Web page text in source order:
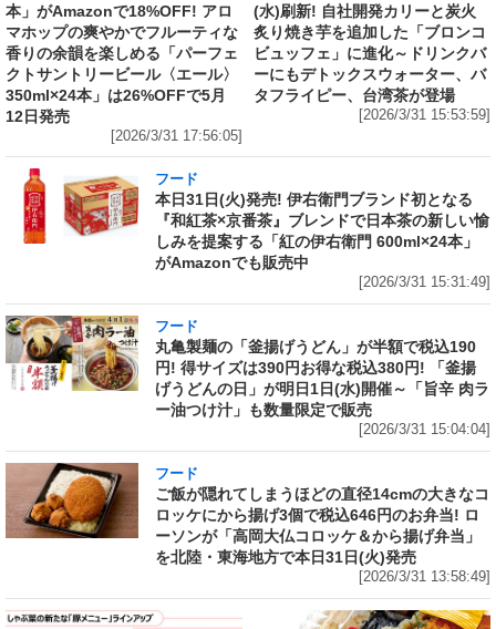
本」がAmazonで18%OFF! アロ
マホップの爽やかでフルーティな
香りの余韻を楽しめる「パーフェ
クトサントリービール〈エール〉
350ml×24本」は26%OFFで5月
12日発売
[2026/3/31 17:56:05]
(水)刷新! 自社開発カリーと炭火
炙り焼き芋を追加した「ブロンコ
ビュッフェ」に進化～ドリンクバ
ーにもデトックスウォーター、バ
タフライピー、台湾茶が登場
[2026/3/31 15:53:59]
フード
本日31日(火)発売! 伊右衛門ブランド初となる
『和紅茶×京番茶』ブレンドで日本茶の新しい愉
しみを提案する「紅の伊右衛門 600ml×24本」
がAmazonでも販売中
[2026/3/31 15:31:49]
フード
丸亀製麺の「釜揚げうどん」が半額で税込190
円! 得サイズは390円お得な税込380円! 「釜揚
げうどんの日」が明日1日(水)開催～「旨辛 肉ラ
ー油つけ汁」も数量限定で販売
[2026/3/31 15:04:04]
フード
ご飯が隠れてしまうほどの直径14cmの大きなコ
ロッケにから揚げ3個で税込646円のお弁当! ロ
ーソンが「高岡大仏コロッケ＆から揚げ弁当」
を北陸・東海地方で本日31日(火)発売
[2026/3/31 13:58:49]